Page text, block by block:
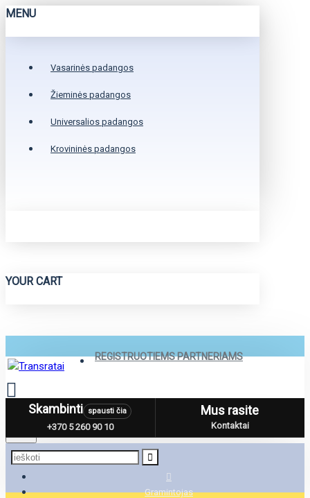
MENU
Vasarinės padangos
Žieminės padangos
Universalios padangos
Krovininės padangos
YOUR CART
REGISTRUOTIEMS PARTNERIAMS
MenuSkambinti spausti čia
+370 5 260 90 10
Mus rasite
Kontaktai
Gramintojas